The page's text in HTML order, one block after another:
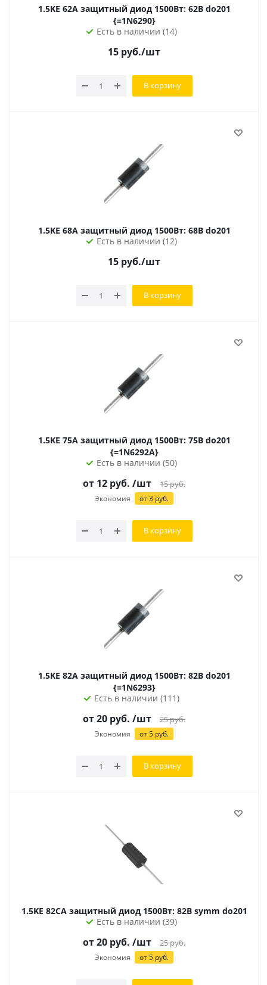
1.5KE 62A защитный диод 1500Вт: 62В do201
{=1N6290}
Есть в наличии (14)
15 руб./шт
В корзину
1.5KE 68A защитный диод 1500Вт: 68В do201
Есть в наличии (12)
15 руб./шт
В корзину
1.5KE 75A защитный диод 1500Вт: 75В do201
{=1N6292A}
Есть в наличии (50)
от 12 руб. /шт 15руб.
Экономия от3 руб.
В корзину
1.5KE 82A защитный диод 1500Вт: 82В do201
{=1N6293}
Есть в наличии (111)
от20 руб. /шт 25руб.
Экономия от5 руб.
В корзину
1.5KE 82CA защитный диод 1500Вт: 82В symm do201
Есть в наличии (39)
от20 руб. /шт 25руб.
Экономия от5 руб.